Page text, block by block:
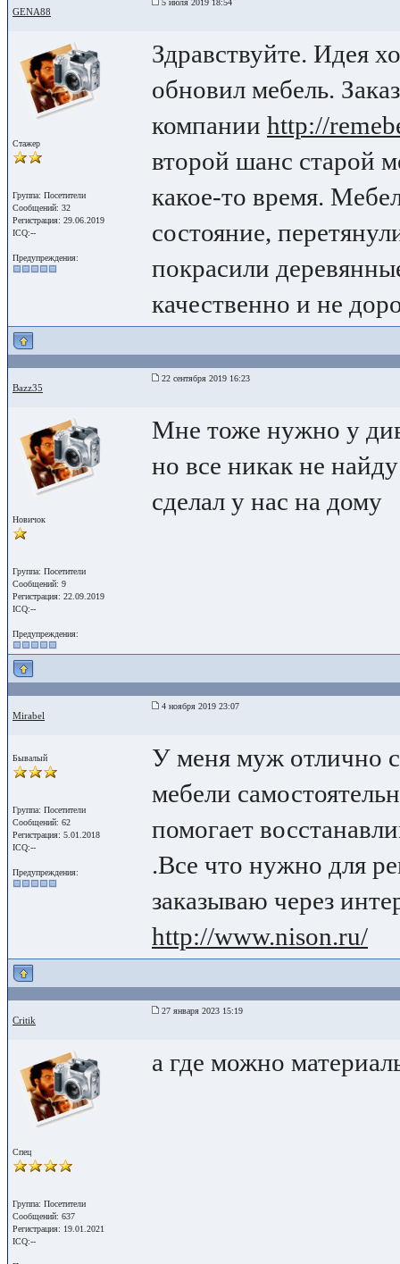
GENA88
5 июля 2019 18:54
Стажер
Группа: Посетители
Сообщений: 32
Регистрация: 29.06.2019
ICQ:--
Предупреждения:
Здравствуйте. Идея
обновил мебель.
компании http://
второй шанс старой
какое-то время.
состояние,
покрасили
качественно и не
Bazz35
22 сентября 2019 16:23
Новичок
Группа: Посетители
Сообщений: 9
Регистрация: 22.09.2019
ICQ:--
Предупреждения:
Мне тоже нужно у
но все никак не
сделал у нас на дому
Mirabel
4 ноября 2019 23:07
Бывалый
Группа: Посетители
Сообщений: 62
Регистрация: 5.01.2018
ICQ:--
Предупреждения:
У меня муж отлично
мебели
помогает
.Все что нужно для
заказываю через
http://www.nison.ru/
Critik
27 января 2023 15:19
Спец
Группа: Посетители
Сообщений: 637
Регистрация: 19.01.2021
ICQ:--
а где можно